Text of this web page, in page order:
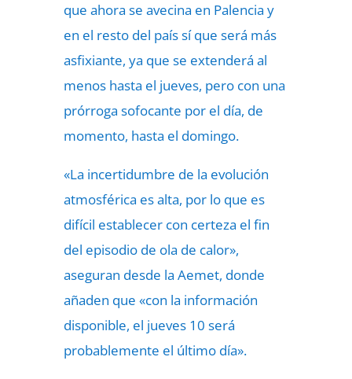
que ahora se avecina en Palencia y
en el resto del país sí que será más
asfixiante, ya que se extenderá al
menos hasta el jueves, pero con una
prórroga sofocante por el día, de
momento, hasta el domingo.
«La incertidumbre de la evolución
atmosférica es alta, por lo que es
difícil establecer con certeza el fin
del episodio de ola de calor»,
aseguran desde la Aemet, donde
añaden que «con la información
disponible, el jueves 10 será
probablemente el último día».